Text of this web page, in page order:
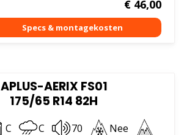
€46,00
APLUS-AERIX FS01
175/65 R14 82H
C C 70 Nee